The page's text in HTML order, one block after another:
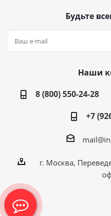
Будьте
Наши
8 (800) 550-24-28
+7
г. Москва,